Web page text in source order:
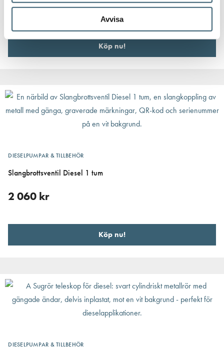
Avvisa
65kr
Köp nu!
DIESELPUMPAR & TILLBEHÖR
Slangbrottsventil Diesel 1 tum
2 060 kr
Köp nu!
DIESELPUMPAR & TILLBEHÖR